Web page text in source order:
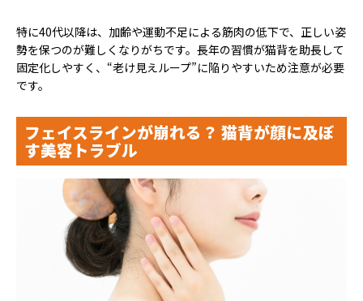
特に40代以降は、加齢や運動不足による筋肉の低下で、正しい姿
勢を保つのが難しくなりがちです。長年の習慣が猫背を助長して
固定化しやすく、“老け見えループ”に陥りやすいため注意が必要
です。
フェイスラインが崩れる？ 猫背が顔に及ぼ
す美容トラブル